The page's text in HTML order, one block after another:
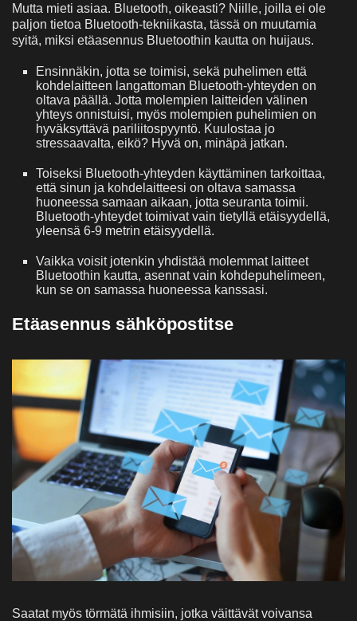
Mutta mieti asiaa. Bluetooth, oikeasti? Niille, joilla ei ole
paljon tietoa Bluetooth-tekniikasta, tässä on muutamia
syitä, miksi etäasennus Bluetoothin kautta on huijaus.
Ensinnäkin, jotta se toimisi, sekä puhelimen että
kohdelaitteen langattoman Bluetooth-yhteyden on
oltava päällä. Jotta molempien laitteiden välinen
yhteys onnistuisi, myös molempien puhelimien on
hyväksyttävä pariliitospyyntö. Kuulostaa jo
stressaavalta, eikö? Hyvä on, minäpä jatkan.
Toiseksi Bluetooth-yhteyden käyttäminen tarkoittaa,
että sinun ja kohdelaitteesi on oltava samassa
huoneessa samaan aikaan, jotta seuranta toimii.
Bluetooth-yhteydet toimivat vain tietyllä etäisyydellä,
yleensä 6-9 metrin etäisyydellä.
Vaikka voisit jotenkin yhdistää molemmat laitteet
Bluetoothin kautta, asennat vain kohdepuhelimeen,
kun se on samassa huoneessa kanssasi.
Etäasennus sähköpostitse
Saatat myös törmätä ihmisiin, jotka väittävät voivansa